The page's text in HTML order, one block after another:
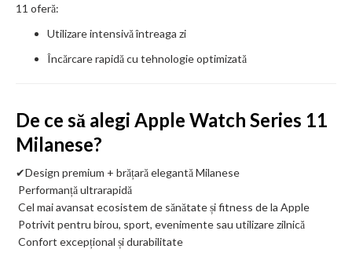
11 oferă:
Utilizare intensivă întreaga zi
Încărcare rapidă cu tehnologie optimizată
De ce să alegi Apple Watch Series 11
Milanese?
✔Design premium + brățară elegantă Milanese
Performanță ultrarapidă
Cel mai avansat ecosistem de sănătate și fitness de la Apple
Potrivit pentru birou, sport, evenimente sau utilizare zilnică
Confort excepțional și durabilitate